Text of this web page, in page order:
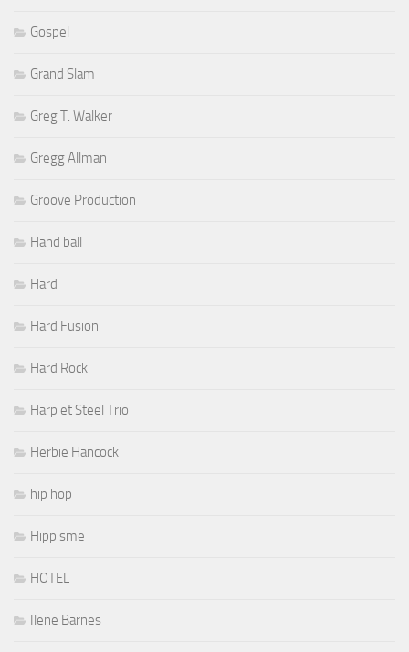
Gospel
Grand Slam
Greg T. Walker
Gregg Allman
Groove Production
Hand ball
Hard
Hard Fusion
Hard Rock
Harp et Steel Trio
Herbie Hancock
hip hop
Hippisme
HOTEL
Ilene Barnes